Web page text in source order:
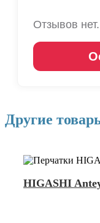
Отзывов нет.
Другие
HIGASHI